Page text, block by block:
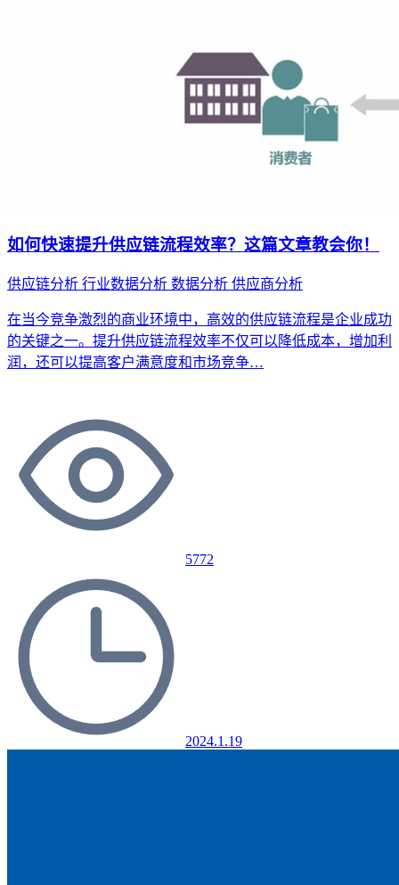
如何快速提升供应链流程效率？这篇文章教会你！
供应链分析 行业数据分析 数据分析 供应商分析
在当今竞争激烈的商业环境中，高效的供应链流程是企业成功
的关键之一。提升供应链流程效率不仅可以降低成本，增加利
润，还可以提高客户满意度和市场竞争…
5772
2024.1.19